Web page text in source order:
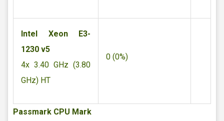
Intel Xeon E3-
1230 v5
4x 3.40 GHz (3.80
GHz) HT
0 (0%)
Passmark CPU Mark